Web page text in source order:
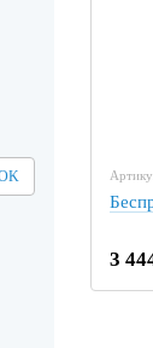
3